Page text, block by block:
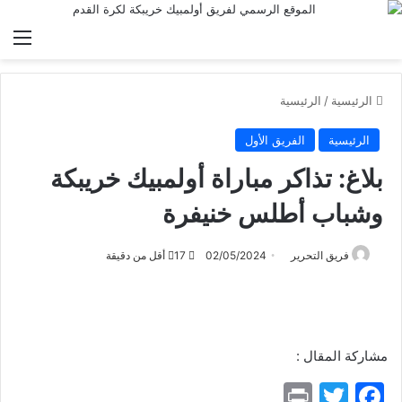
الرئيسية / الرئيسية
الرئيسية الفريق الأول
بلاغ: تذاكر مباراة أولمبيك خريبكة
وشباب أطلس خنيفرة
فريق التحرير 02/05/2024 أقل من دقيقة
مشاركة المقال :